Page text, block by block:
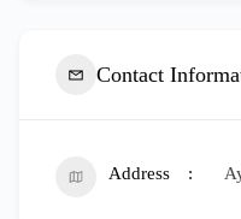
Contact
Address